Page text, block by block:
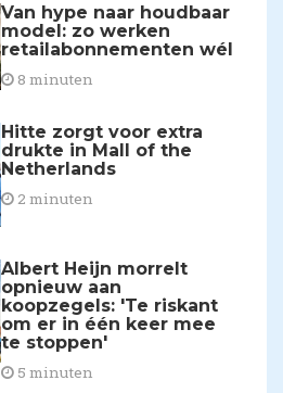
Van hype naar houdbaar
model: zo werken
retailabonnementen wél
8 minuten
Hitte zorgt voor extra
drukte in Mall of the
Netherlands
2 minuten
Albert Heijn morrelt
opnieuw aan
koopzegels: 'Te riskant
om er in één keer mee
te stoppen'
5 minuten